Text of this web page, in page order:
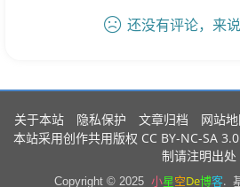
还没有评论，来
关于本站 隐私保护 文章归档 网站
本站采用创作共用版权 CC BY-NC-SA
制请注明出处
Copyright © 2025 小星空De博客.